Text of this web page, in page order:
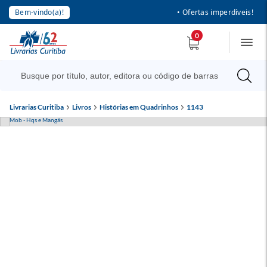
Bem-vindo(a)! • Ofertas imperdíveis!
0
Livrarias Curitiba Livros Histórias em Quadrinhos 1143